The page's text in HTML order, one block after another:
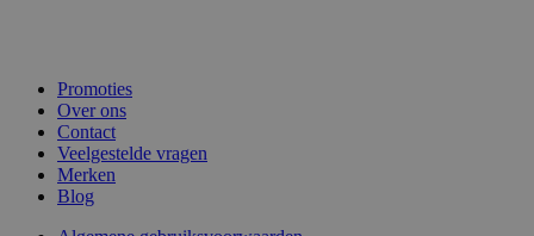
Promoties
Over ons
Contact
Veelgestelde vragen
Merken
Blog